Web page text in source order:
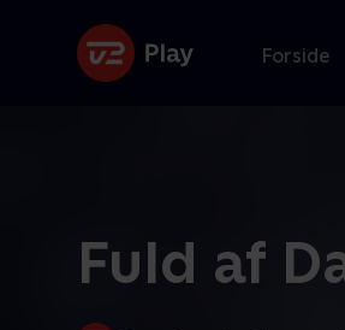
Forside
Fuld af